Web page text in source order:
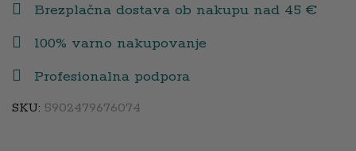
Brezplačna dostava ob nakupu nad 45 €
100% varno nakupovanje
Profesionalna podpora
SKU: 5902479676074